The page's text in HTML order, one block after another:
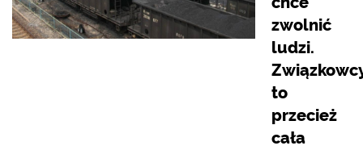
zwolnić
ludzi.
to
przecież
cała